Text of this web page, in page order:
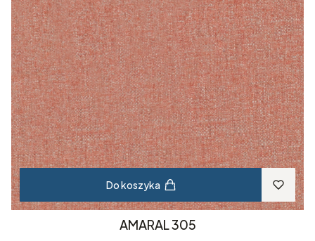
Do koszyka
AMARAL 305